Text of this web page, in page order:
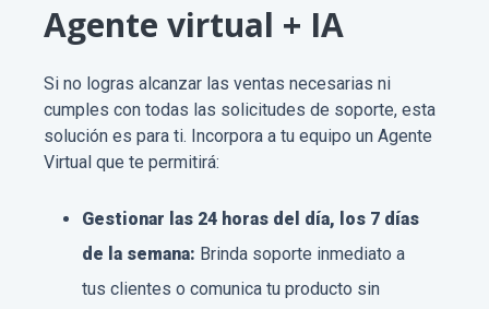
Agente virtual + IA
Si no logras alcanzar las ventas necesarias ni
cumples con todas las solicitudes de soporte, esta
solución es para ti. Incorpora a tu equipo un Agente
Virtual que te permitirá:
Gestionar las 24 horas del día, los 7 días
de la semana: Brinda soporte inmediato a
tus clientes o comunica tu producto sin